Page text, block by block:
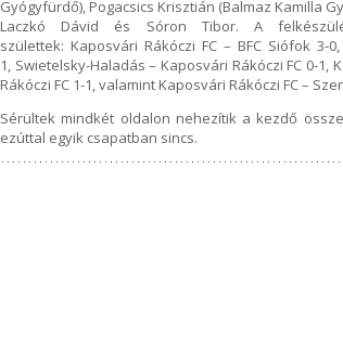
Gyógyfürdő), Pogacsics Krisztián (Balmaz Kamilla
Laczkó Dávid és Sóron Tibor. A
születtek: Kaposvári Rákóczi FC – BFC Siófok 3-
1, Swietelsky-Haladás – Kaposvári Rákóczi FC 0-1,
Rákóczi FC 1-1, valamint Kaposvári Rákóczi FC –
Sérültek mindkét oldalon nehezítik a kezdő
ezúttal egyik csapatban sincs.